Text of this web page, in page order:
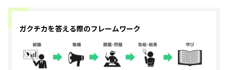
ガクチカを答える際のフレームワーク